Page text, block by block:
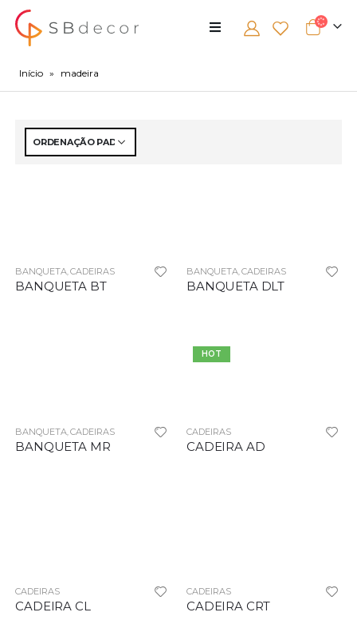
Início » madeira
BANQUETA ,CADEIRAS
BANQUETA BT
BANQUETA CADEIRAS
BANQUETA DLT
BANQUETA ,CADEIRAS
BANQUETA MR
HOT
CADEIRAS
CADEIRA AD
CADEIRAS
CADEIRA CL
CADEIRAS
CADEIRA CRT